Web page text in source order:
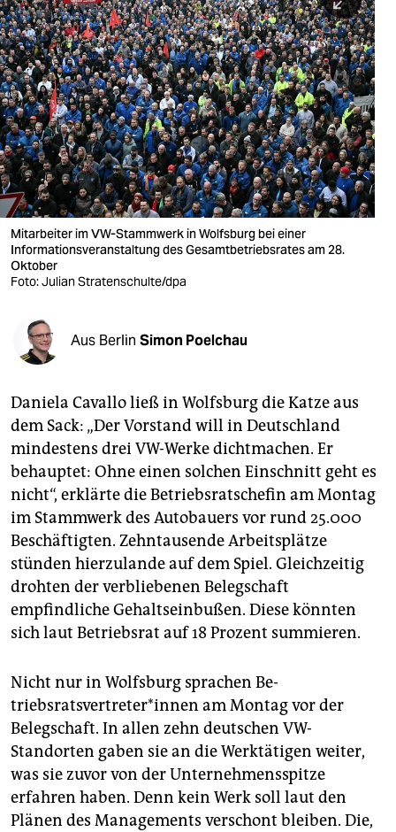
nord
wahrheit
verlag
verlag
veranstaltungen
shop
fragen & hilfe
abo
genossenschaft
epaper login
Mitarbeiter im VW-Stammwerk in Wolfsburg bei einer
Informationsveranstaltung des Gesamtbetriebsrates am 28.
Oktober
Foto: Julian Stratenschulte/dpa
Aus Berlin Simon Poelchau
Daniela Cavallo ließ in Wolfsburg die Katze aus
dem Sack: „Der Vorstand will in Deutschland
mindestens drei VW-Werke dichtmachen. Er
behauptet: Ohne einen solchen Einschnitt geht es
nicht“, erklärte die Betriebsrats­chefin am Montag
im Stammwerk des Autobauers vor rund 25.000
Beschäftigten. Zehntausende Arbeitsplätze
stünden hierzulande auf dem Spiel. Gleichzeitig
drohten der verbliebenen Belegschaft
empfindliche Gehaltseinbußen. Diese könnten
sich laut Betriebsrat auf 18 Prozent summieren.
Nicht nur in Wolfsburg sprachen Be­
triebsratsvertreter*innen am Montag vor der
Belegschaft. In allen zehn deutschen VW-
Standorten gaben sie an die Werktätigen weiter,
was sie zuvor von der Unternehmensspitze
erfahren haben. Denn kein Werk soll laut den
Plänen des Managements verschont bleiben. Die,